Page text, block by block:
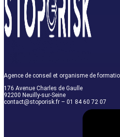
Agence de conseil et organisme de
176 Avenue Charles de Gaulle
92200 Neuilly-sur-Seine
contact@stoporisk.fr – 01 84 60 72 07